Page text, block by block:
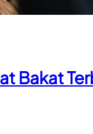
Bakat